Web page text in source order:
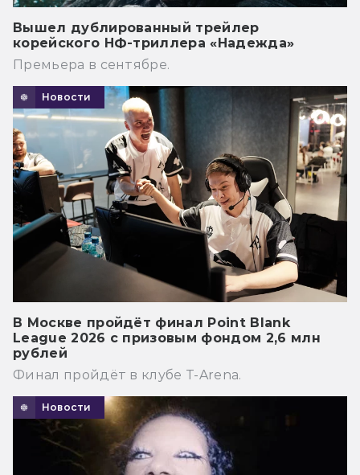
Вышел дублированный трейлер
корейского НФ-триллера «Надежда»
Премьера в сентябре.
Новости
В Москве пройдёт финал Point Blank
League 2026 с призовым фондом 2,6 млн
рублей
Финал пройдёт в клубе T-Arena.
Новости